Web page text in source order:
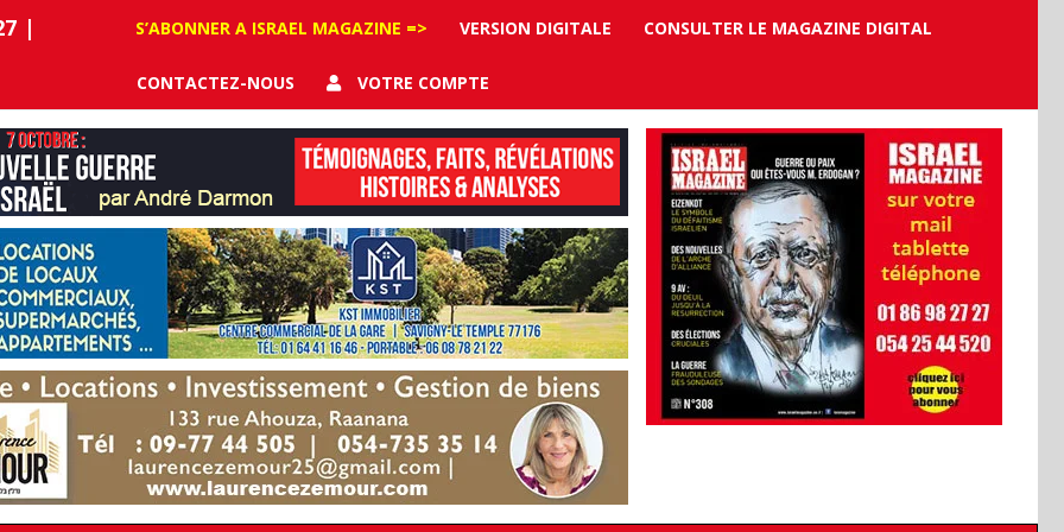
|
S’ABONNER A ISRAEL MAGAZINE => VERSION DIGITALE CONSULTER LE MAGAZINE DIGITAL
CONTACTEZ-NOUS VOTRE COMPTE